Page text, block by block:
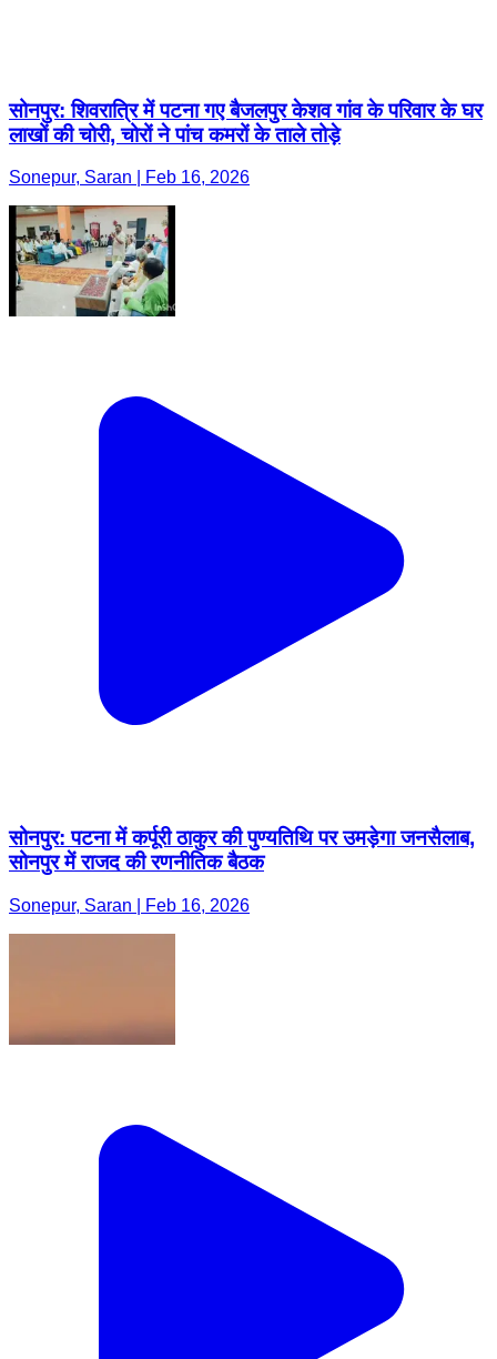
सोनपुर: शिवरात्रि में पटना गए बैजलपुर केशव गांव के परिवार के घर
लाखों की चोरी, चोरों ने पांच कमरों के ताले तोड़े
Sonepur, Saran | Feb 16, 2026
सोनपुर: पटना में कर्पूरी ठाकुर की पुण्यतिथि पर उमड़ेगा जनसैलाब,
सोनपुर में राजद की रणनीतिक बैठक
Sonepur, Saran | Feb 16, 2026